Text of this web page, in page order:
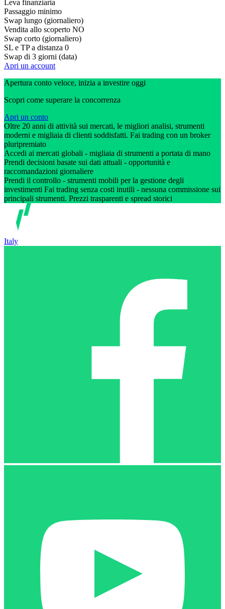
Leva finanziaria
Passaggio minimo
Swap lungo (giornaliero)
Vendita allo scoperto NO
Swap corto (giornaliero)
SL e TP a distanza 0
Swap di 3 giorni (data)
Apri un account
Apertura conto veloce, inizia a investire oggi
Scopri come superare la concorrenza
Apri un conto
Oltre 20 anni di attività sui mercati, le migliori analisi, strumenti
moderni e migliaia di clienti soddisfatti. Fai trading con un broker
pluripremiato
Accedi ai mercati globali - migliaia di strumenti a portata di mano
Prendi decisioni basate sui dati attuali - opportunità e
raccomandazioni giornaliere
Prendi il controllo - strumenti mobili per la gestione degli
investimenti Fai trading senza costi inutili - nessuna commissione sui
principali strumenti. Prezzi trasparenti e spread storici
Italy